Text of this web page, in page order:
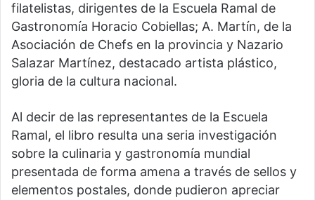
filatelistas, dirigentes de la Escuela Ramal de
Gastronomía Horacio Cobiellas; A. Martín, de la
Asociación de Chefs en la provincia y Nazario
Salazar Martínez, destacado artista plástico,
gloria de la cultura nacional.
Al decir de las representantes de la Escuela
Ramal, el libro resulta una seria investigación
sobre la culinaria y gastronomía mundial
presentada de forma amena a través de sellos y
elementos postales, donde pudieron apreciar